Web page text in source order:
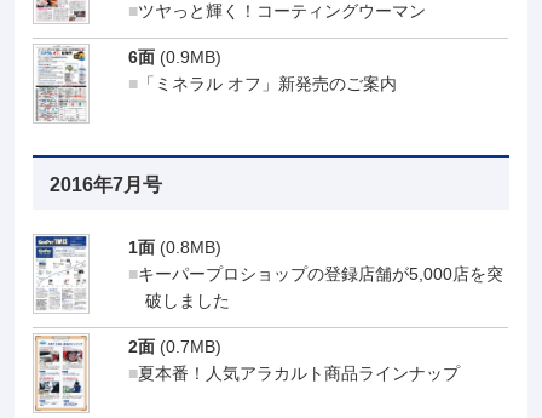
ツヤっと輝く！コーティングウーマン
6面 (0.9MB)
「ミネラル オフ」新発売のご案内
2016年7月号
1面 (0.8MB)
キーパープロショップの登録店舗が5,000店を突
破しました
2面 (0.7MB)
夏本番！人気アラカルト商品ラインナップ